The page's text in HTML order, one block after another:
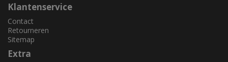
Klantenservice
Contact
Retourneren
Sitemap
Extra